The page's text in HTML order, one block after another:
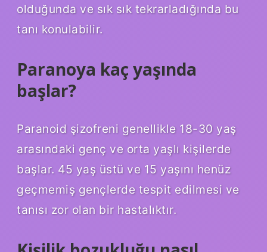
olduğunda ve sık sık tekrarladığında bu
tanı konulabilir.
Paranoya kaç yaşında
başlar?
Paranoid şizofreni genellikle 18-30 yaş
arasındaki genç ve orta yaşlı kişilerde
başlar. 45 yaş üstü ve 15 yaşını henüz
geçmemiş gençlerde tespit edilmesi ve
tanısı zor olan bir hastalıktır.